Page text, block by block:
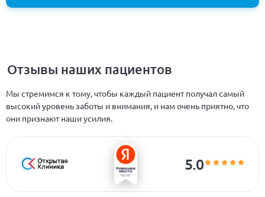
Отзывы наших пациентов
Мы стремимся к тому, чтобы каждый пациент получал самый
высокий уровень заботы и внимания, и нам очень приятно, что
они признают наши усилия.
5.0